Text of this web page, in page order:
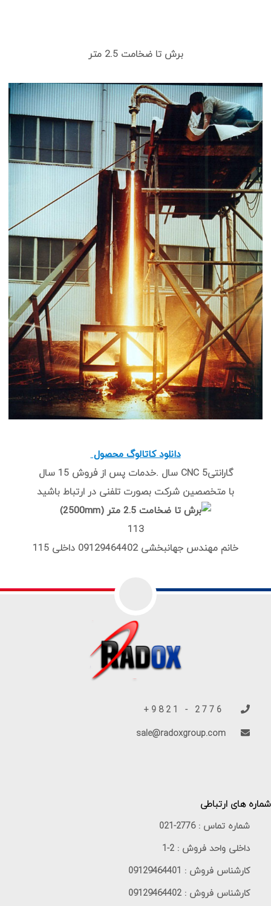
برش تا ضخامت 2.5 متر
دانلود کاتالوگ محصول
گارانتی5 CNC سال .خدمات پس از فروش 15 سال
با متخصصین شرکت بصورت تلفنی در ارتباط باشید
113
خانم مهندس جهانبخشی 09129464402 داخلی 115
شماره های ارتباطی
شماره تماس :021-2776
داخلی واحد فروش : 1-2
کارشناس فروش : 09129464401
کارشناس فروش : 09129464402